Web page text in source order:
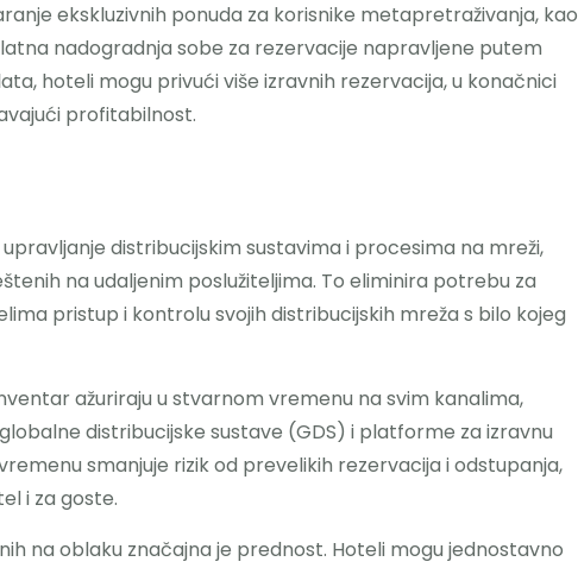
ekskluzivnih ponuda za korisnike metapretraživanja, kao
nadogradnja sobe za rezervacije napravljene putem
hoteli mogu privući više izravnih rezervacija, u konačnici
profitabilnost.
distribucijskim sustavima i procesima na mreži,
na udaljenim poslužiteljima. To eliminira potrebu za
pristup i kontrolu svojih distribucijskih mreža s bilo kojeg
ažuriraju u stvarnom vremenu na svim kanalima,
distribucijske sustave (GDS) i platforme za izravnu
smanjuje rizik od prevelikih rezervacija i odstupanja,
i za goste.
na oblaku značajna je prednost. Hoteli mogu jednostavno